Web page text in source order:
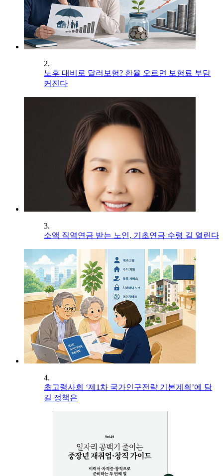
2.
노후 대비로 달러보험? 환율 오르면 보험료 부담
커진다
3.
소액 직역연금 받는 노인, 기초연금 수령 길 열린다
4.
초고령사회 ‘제1차 국가인구전략 기본계획’에 담
길 정책은